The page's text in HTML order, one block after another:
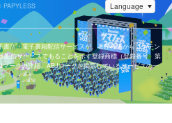
PAPYLESS
書店・電子書籍配信サービスが、著作権者からコンテン
配信サービスであることを示す登録商標（登録番号 第
ークの詳細、ABJマークを掲示しているサービスの一